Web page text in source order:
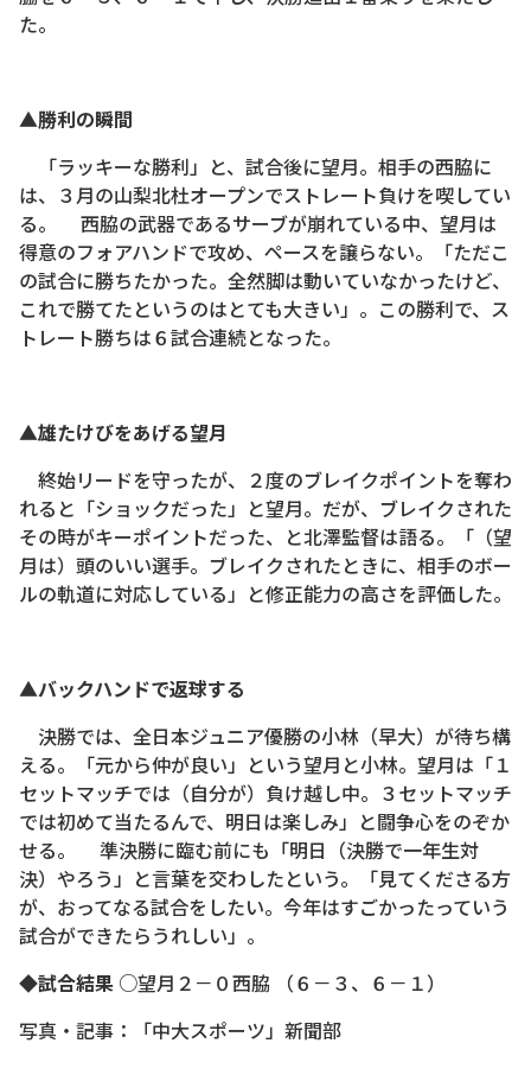
た。
▲勝利の瞬間
「ラッキーな勝利」と、試合後に望月。相手の西脇に
は、３月の山梨北杜オープンでストレート負けを喫してい
る。 西脇の武器であるサーブが崩れている中、望月は
得意のフォアハンドで攻め、ペースを譲らない。「ただこ
の試合に勝ちたかった。全然脚は動いていなかったけど、
これで勝てたというのはとても大きい」。この勝利で、ス
トレート勝ちは６試合連続となった。
▲雄たけびをあげる望月
終始リードを守ったが、２度のブレイクポイントを奪わ
れると「ショックだった」と望月。だが、ブレイクされた
その時がキーポイントだった、と北澤監督は語る。「（望
月は）頭のいい選手。ブレイクされたときに、相手のボー
ルの軌道に対応している」と修正能力の高さを評価した。
▲バックハンドで返球する
決勝では、全日本ジュニア優勝の小林（早大）が待ち構
える。「元から仲が良い」という望月と小林。望月は「１
セットマッチでは（自分が）負け越し中。３セットマッチ
では初めて当たるんで、明日は楽しみ」と闘争心をのぞか
せる。 準決勝に臨む前にも「明日（決勝で一年生対
決）やろう」と言葉を交わしたという。「見てくださる方
が、おってなる試合をしたい。今年はすごかったっていう
試合ができたらうれしい」。
◆試合結果 ○望月２－０西脇 （６－３、６－１）
写真・記事：「中大スポーツ」新聞部